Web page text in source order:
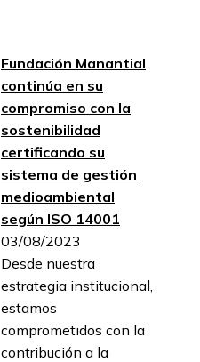
Fundación Manantial
continúa en su
compromiso con la
sostenibilidad
certificando su
sistema de gestión
medioambiental
según ISO 14001
03/08/2023
Desde nuestra
estrategia institucional,
estamos
comprometidos con la
contribución a la